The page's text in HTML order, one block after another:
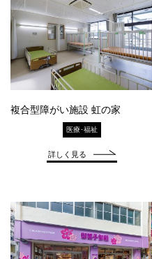
複合型障がい施設 虹の家
医療･福祉
詳しく見る